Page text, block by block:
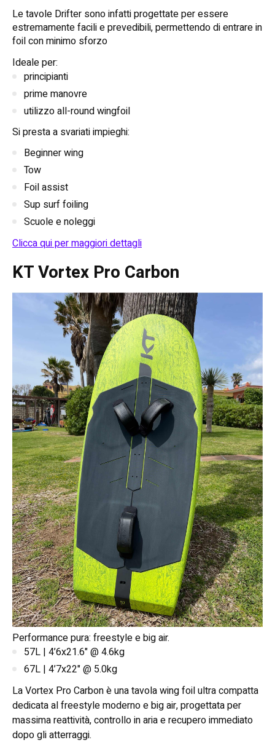
Le tavole Drifter sono infatti progettate per essere
estremamente facili e prevedibili, permettendo di entrare in
foil con minimo sforzo
Ideale per:
principianti
prime manovre
utilizzo all-round wingfoil
Si presta a svariati impieghi:
Beginner wing
Tow
Foil assist
Sup surf foiling
Scuole e noleggi
Clicca qui per maggiori dettagli
KT Vortex Pro Carbon
Performance pura: freestyle e big air.
57L | 4’6x21.6" @ 4.6kg
67L | 4’7x22" @ 5.0kg
La Vortex Pro Carbon è una tavola wing foil ultra compatta
dedicata al freestyle moderno e big air, progettata per
massima reattività, controllo in aria e recupero immediato
dopo gli atterraggi.